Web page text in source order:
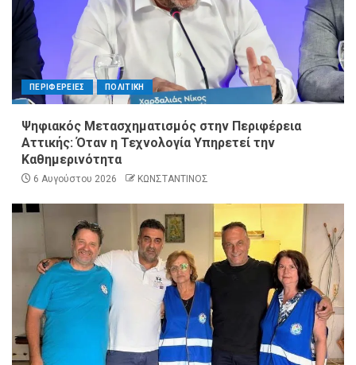
ΠΕΡΙΦΕΡΕΙΕΣ ΠΟΛΙΤΙΚΗ
Ψηφιακός Μετασχηματισμός στην Περιφέρεια
Αττικής: Όταν η Τεχνολογία Υπηρετεί την
Καθημερινότητα
6 Αυγούστου 2026 ΚΩΝΣΤΑΝΤΙΝΟΣ